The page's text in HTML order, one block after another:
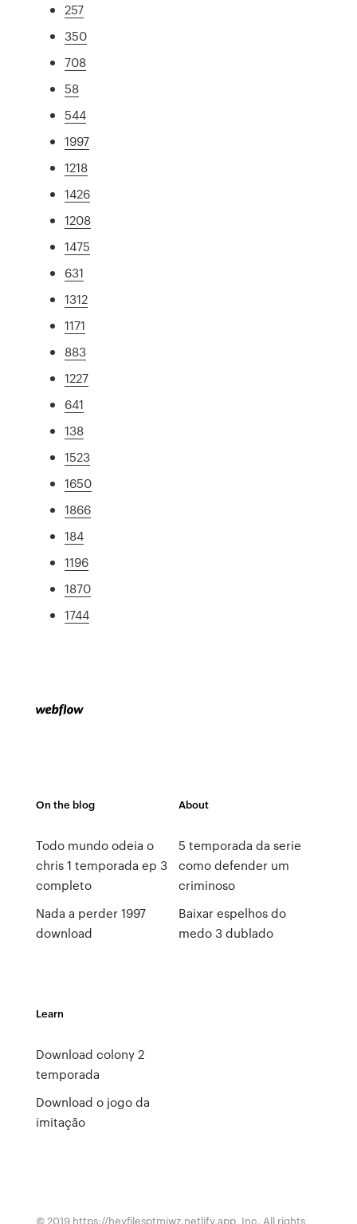
257
350
708
58
544
1997
1218
1426
1208
1475
631
1312
1171
883
1227
641
138
1523
1650
1866
184
1196
1870
1744
On the blog
Todo mundo odeia o
chris 1 temporada ep 3
completo
Nada a perder 1997
download
About
5 temporada da serie
como defender um
criminoso
Baixar espelhos do
medo 3 dublado
Learn
Download colony 2
temporada
Download o jogo da
imitação
© 2019 https://heyfilesptmjwz.netlify.app, Inc. All rights